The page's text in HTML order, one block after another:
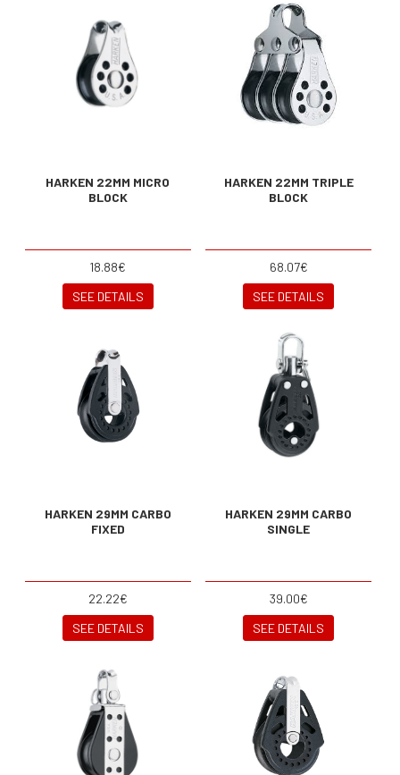
HARKEN 22MM MICRO
BLOCK
18.88€
SEE DETAILS
HARKEN 22MM TRIPLE
BLOCK
68.07€
SEE DETAILS
HARKEN 29MM CARBO
FIXED
22.22€
SEE DETAILS
HARKEN 29MM CARBO
SINGLE
39.00€
SEE DETAILS